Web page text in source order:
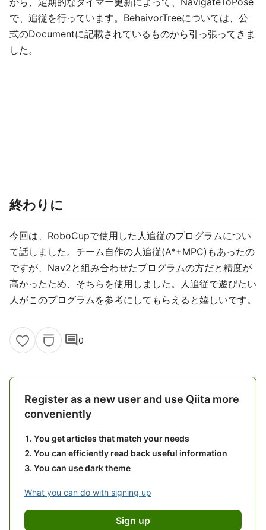
で、追従を行っています。BehaivorTreeについては、公
式のDocumentに記載されているものから引っ張ってきま
した。
終わりに
今回は、RoboCupで使用した人追従のプログラムについ
て話しました。チーム自作の人追従(A*+MPC)もあったの
ですが、Nav2と組み合わせたプログラムの方だと精度が
高かったため、そちらを使用しました。人追従で遊びたい
人がこのプログラムを参考にしてもらえると嬉しいです。
comment0
Register as a new user and use Qiita more
conveniently
You get articles that match your needs
You can efficiently read back useful information
You can use dark theme
What you can do with signing up
Sign up